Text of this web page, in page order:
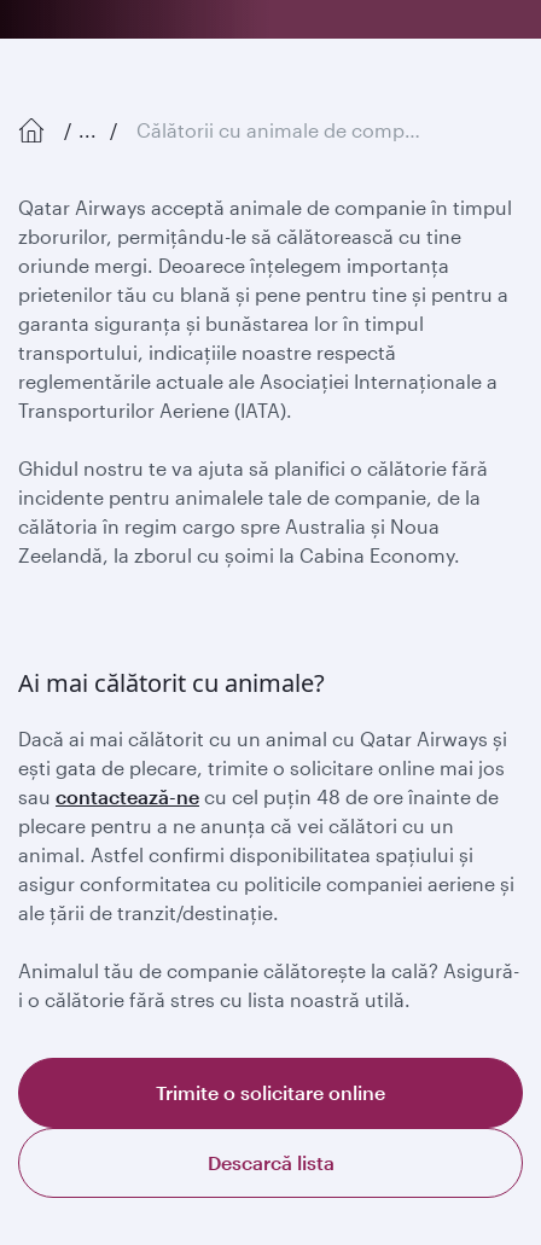
... Călătorii cu animale de companie
Qatar Airways acceptă animale de companie în timpul
zborurilor, permițându-le să călătorească cu tine
oriunde mergi. Deoarece înțelegem importanța
prietenilor tău cu blană și pene pentru tine și pentru a
garanta siguranța și bunăstarea lor în timpul
transportului, indicațiile noastre respectă
reglementările actuale ale Asociației Internaționale a
Transporturilor Aeriene (IATA).
Ghidul nostru te va ajuta să planifici o călătorie fără
incidente pentru animalele tale de companie, de la
călătoria în regim cargo spre Australia și Noua
Zeelandă, la zborul cu șoimi la Cabina Economy.
Ai mai călătorit cu animale?
Dacă ai mai călătorit cu un animal cu Qatar Airways și
ești gata de plecare, trimite o solicitare online mai jos
sau contactează-ne cu cel puțin 48 de ore înainte de
plecare pentru a ne anunța că vei călători cu un
animal. Astfel confirmi disponibilitatea spațiului și
asigur conformitatea cu politicile companiei aeriene și
ale țării de tranzit/destinație.
Animalul tău de companie călătorește la cală? Asigură-
i o călătorie fără stres cu lista noastră utilă.
Trimite o solicitare online
Descarcă lista